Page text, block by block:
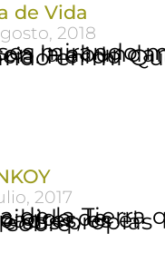
de Vida
2018
2017
regalo que sus propias creencias sobre